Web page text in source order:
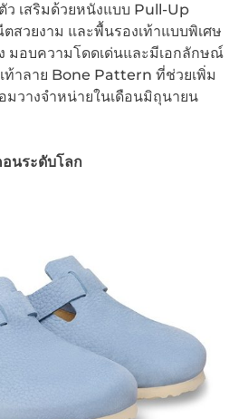
ว เสริมด้วยหนังแบบ Pull-Up
วยงาม และพื้นรองเท้าแบบพิเศษ
อบความโดดเด่นและมีเอกลักษณ์
ท้าลาย Bone Pattern ที่ช่วยเพิ่ม
มวางจำหน่ายในเดือนมิถุนายน
นระดับโลก